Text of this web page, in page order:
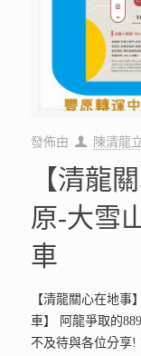
發佈由 陳清龍
【清龍
原-大雪
車
【清龍關心在地事
車】 阿龍爭取的
不及待與各位分享!